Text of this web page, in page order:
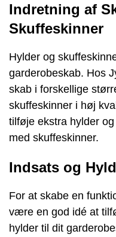
Indretning af
Skuffeskinner
Hylder og
garderobeskab. Hos
skab i forskellige
skuffeskinner i høj
tilføje ekstra hylder
med skuffeskinner.
Indsats og
For at skabe en
være en god idé at
hylder til dit